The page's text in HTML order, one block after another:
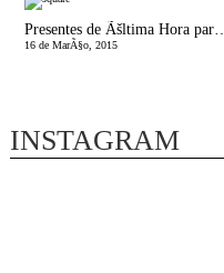
Presentes de Ãšltima Hora para o Dia do Pai
16 de MarÃ§o, 2015
INSTAGRAM